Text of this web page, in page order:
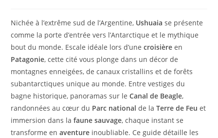
Nichée à l’extrême sud de l’Argentine, Ushuaia se présente
comme la porte d’entrée vers l’Antarctique et le mythique
bout du monde. Escale idéale lors d’unecroisière en
Patagonie, cette cité vous plonge dans un décor de
montagnes enneigées, de canaux cristallins et de forêts
subantarctiques unique au monde. Entre vestiges du
bagne historique, panoramas sur leCanal de Beagle,
randonnées au cœur du Parc national de laTerre de Feu et
immersion dans lafaune sauvage, chaque instant se
transforme enaventure inoubliable. Ce guide détaille les